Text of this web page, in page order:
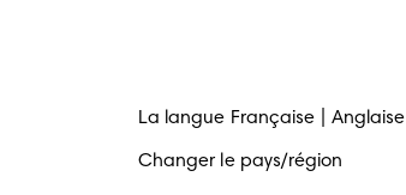
La langue Française Anglaise
Changer le pays/région